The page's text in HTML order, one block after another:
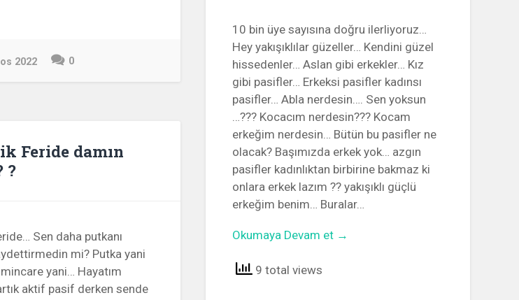
2022 0
10 bin üye sayısına doğru ilerliyoruz…
Hey yakışıklılar güzeller… Kendini güzel
hissedenler… Aslan gibi erkekler… Kız
gibi pasifler… Erkeksi pasifler kadınsı
pasifler… Abla nerdesin…. Sen yoksun
…??? Kocacım nerdesin??? Kocam
erkeğim nerdesin… Bütün bu pasifler ne
olacak? Başımızda erkek yok… azgın
pasifler kadınlıktan birbirine bakmaz ki
onlara erkek lazım ?? yakışıklı güçlü
erkeğim benim… Buralar…
Okumaya Devam et →
9 total views
Feride damın
?
Sen daha putkanı
mi? Putka yani
yani… Hayatım
aktif pasif derken sende